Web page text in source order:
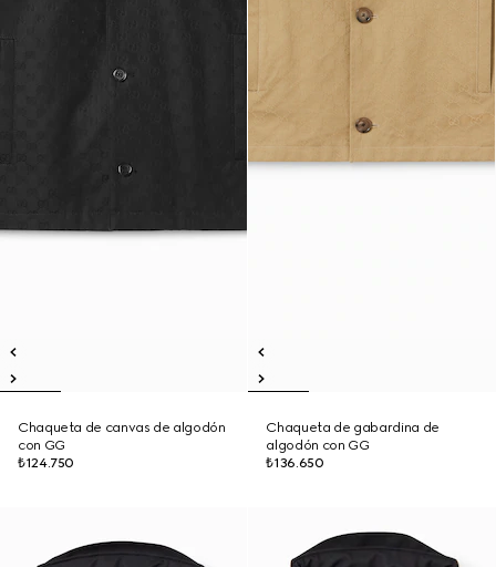
Chaqueta de canvas de algodón
con GG
₺124.750
Chaqueta de gabardina de
algodón con GG
₺136.650